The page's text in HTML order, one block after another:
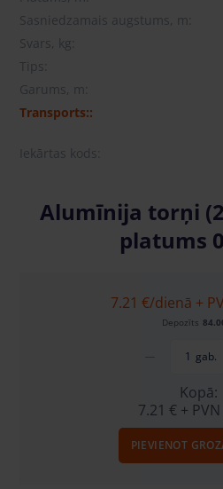
Sasniedzamais augstums, m:
Svars, kg:
Tips:
Garums, m:
Transports::
Iekārtas kods:
Alumīnija torņi
platums
7.21 €/dienā +
Depozīts
gab.
Kopā:
7.21 € +
PIEVIENOT